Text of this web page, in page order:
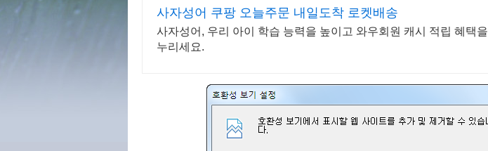
사자성어 쿠팡 오늘주문 내일도착 로켓배송
사자성어, 우리 아이 학습 능력을 높이고 와우회원 캐시 적립 혜택을
누리세요.